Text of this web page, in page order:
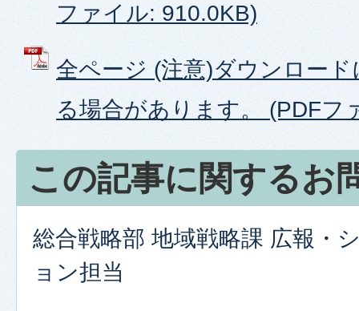
ファイル: 910.0KB)
全ページ (注意)ダウンロー
る場合があります。 (PDFフ
この記事に関するお
総合戦略部 地域戦略課 広報・
ョン担当